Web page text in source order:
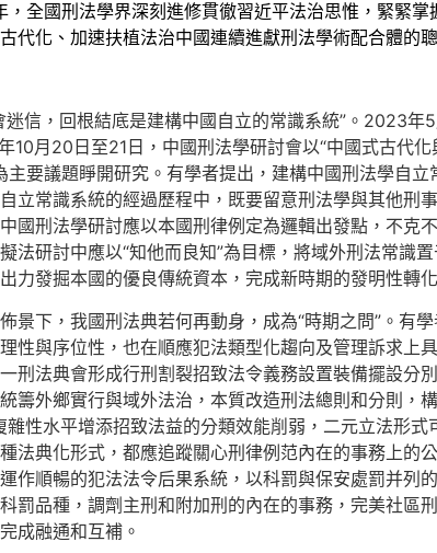
全國刑法學界深刻進修貫徹習近平法治思惟，緊緊
代化、加速扶植法治中國連續進獻刑法學術配合體的
信，回根結底是建構中國自立的常識系統”。2023
月20日至21日，中國刑法學研討會以“中國式古代
要議題睜開研究。有學者提出，建構中國刑法學自
立常識系統的經過歷程中，既要留意刑法學與其他刑
刑法學研討應以本國刑律例定為邏輯出發點，不克
擬法研討中應以“知他而良知”為目標，將域外刑法常識
力發掘本國的優良傳統資本，完成新時期的發明性轉化
景下，我國刑法典若何再動身，成為“時期之問”。有
性與序位性，也在順應犯法類型化趨向及管理訴求上
刑法典會形成行刑割裂招致法令義務設置裝備擺設分
籌外鄉實行與域外法治，本質改造刑法總則和分則，
性水平增添招致法益的分類效能削弱，二元立法形式
法典化形式，都應追蹤關心刑律例范內在的事務上的
作順暢的犯法法令后果系統，以科罰與保安處罰并列
罰品種，調劑主刑和附加刑的內在的事務，完美社區
成融通和互補。